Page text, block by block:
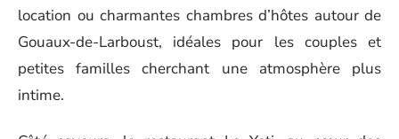
location ou charmantes chambres d’hôtes autour de
Gouaux-de-Larboust, idéales pour les couples et
petites familles cherchant une atmosphère plus
intime.